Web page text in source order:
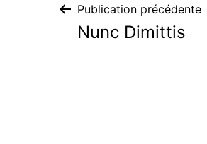
Navigation
Publication précédente
Nunc Dimittis